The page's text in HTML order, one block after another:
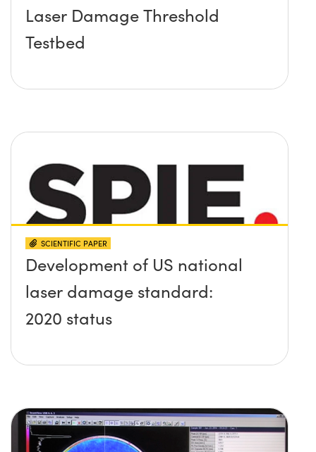
Laser Damage Threshold
Testbed
SCIENTIFIC PAPER
Development of US national
laser damage standard:
2020 status